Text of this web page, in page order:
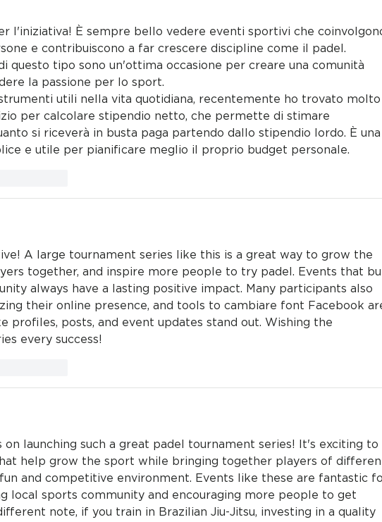
l'iniziativa! È sempre bello vedere eventi sportivi che
e contribuiscono a far crescere discipline come il padel.
questo tipo sono un'ottima occasione per creare una comunità
la passione per lo sport.
utili nella vita quotidiana, recentemente ho trovato molto
per calcolare stipendio netto, che permette di stimare
si riceverà in busta paga partendo dallo stipendio lordo. È una
e utile per pianificare meglio il proprio budget personale.
A large tournament series like this is a great way to grow the
together, and inspire more people to try padel. Events that
always have a lasting positive impact. Many participants also
their online presence, and tools to cambiare font Facebook
profiles, posts, and event updates stand out. Wishing the
every success!
on launching such a great padel tournament series! It's exciting to
help grow the sport while bringing together players of
and competitive environment. Events like these are fantastic
local sports community and encouraging more people to get
note, if you train in Brazilian Jiu-Jitsu, investing in a quality